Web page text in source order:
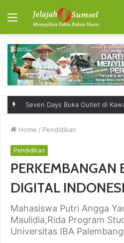
Menu
Home / Pendidikan
Pendidikan
PERKEMBANGAN
DIGITAL
Mahasiswa Putri Angga
Maulidia,Rida Program
Universitas IBA Palembang